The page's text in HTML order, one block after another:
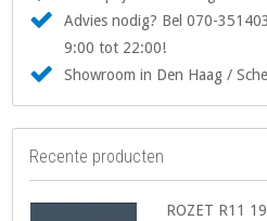
Advies nodig? Bel 070-
9:00 tot 22:00!
Showroom in Den Haag /
Recente producten
ROZET R11